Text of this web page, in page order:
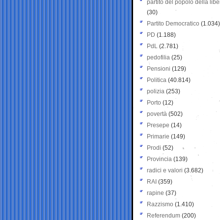
partito del popolo della
(30)
Partito Democratico (1.034)
PD (1.188)
PdL (2.781)
pedofilia (25)
Pensioni (129)
Politica (40.814)
polizia (253)
Porto (12)
povertà (502)
Presepe (14)
Primarie (149)
Prodi (52)
Provincia (139)
radici e valori (3.682)
RAI (359)
rapine (37)
Razzismo (1.410)
Referendum (200)